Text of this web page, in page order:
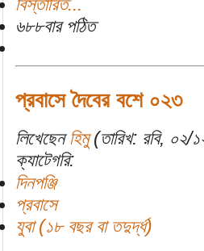
বিস্তারিত...
৬৮৮বার পঠিত
প্রবাসে দৈবের বশে ০২৩
লিখেছেন হিমু(তারিখ: রবি, ০২/
ক্যাটেগরি:
দিনপঞ্জি
প্রবাসে
যুবা (১৮ বছর বা তদুর্দ্ধ)